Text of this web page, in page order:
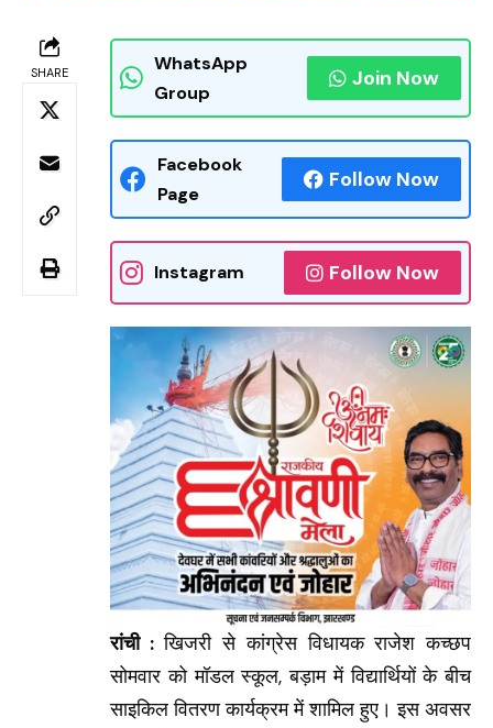
SHARE
WhatsApp
Group
Join Now
Facebook
Page
Follow Now
Instagram Follow Now
रांची :खिजरी से कांग्रेस विधायक राजेश कच्छप
सोमवार को मॉडल स्कूल, बड़ाम में विद्यार्थियों के बीच
साइकिल वितरण कार्यक्रम में शामिल हुए। इस अवसर